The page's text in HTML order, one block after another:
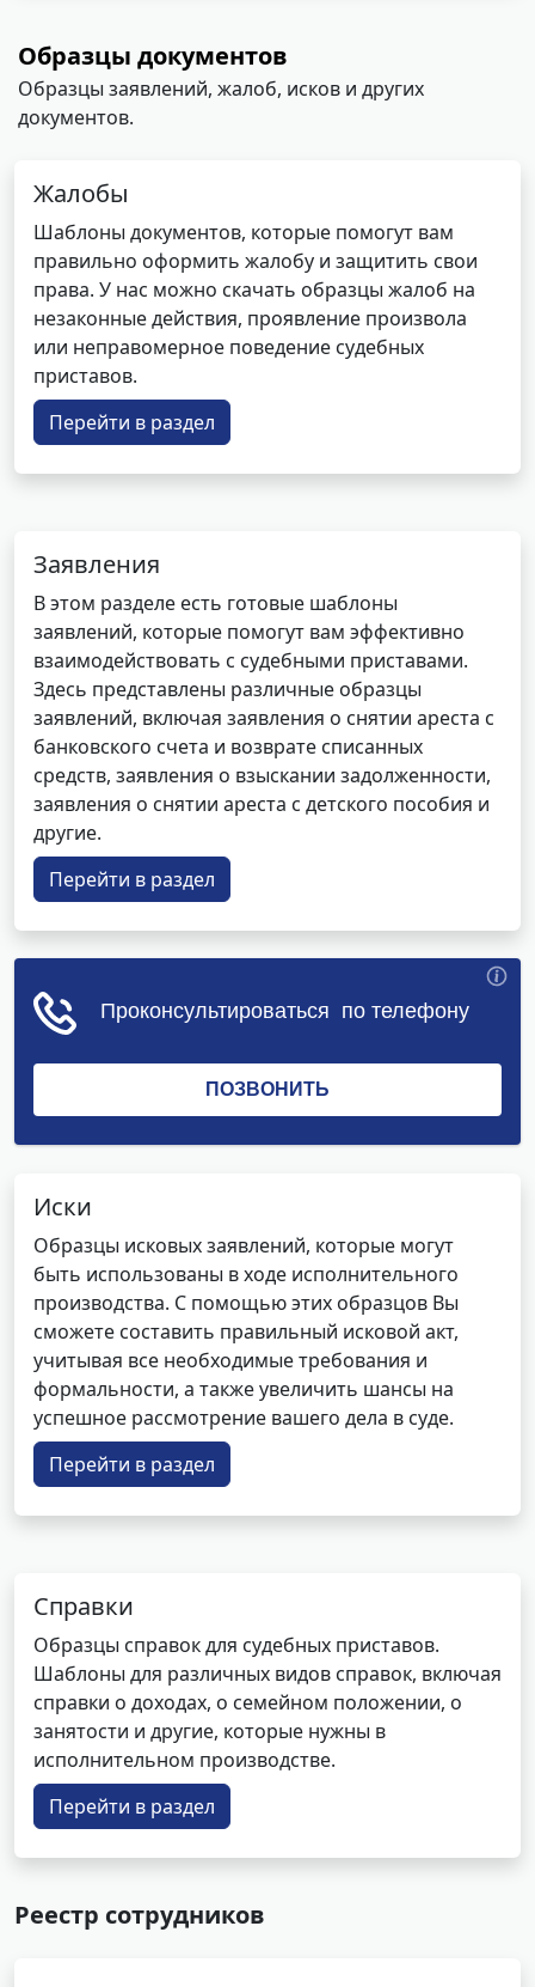
Образцы документов
Образцы заявлений, жалоб, исков и других
документов.
Жалобы
Шаблоны документов, которые помогут вам
правильно оформить жалобу и защитить свои
права. У нас можно скачать образцы жалоб на
незаконные действия, проявление произвола
или неправомерное поведение судебных
приставов.
Перейти в раздел
Заявления
В этом разделе есть готовые шаблоны
заявлений, которые помогут вам эффективно
взаимодействовать с судебными приставами.
Здесь представлены различные образцы
заявлений, включая заявления о снятии ареста с
банковского счета и возврате списанных
средств, заявления о взыскании задолженности,
заявления о снятии ареста с детского пособия и
другие.
Перейти в раздел
Иски
Образцы исковых заявлений, которые могут
быть использованы в ходе исполнительного
производства. С помощью этих образцов Вы
сможете составить правильный исковой акт,
учитывая все необходимые требования и
формальности, а также увеличить шансы на
успешное рассмотрение вашего дела в суде.
Перейти в раздел
Справки
Образцы справок для судебных приставов.
Шаблоны для различных видов справок, включая
справки о доходах, о семейном положении, о
занятости и другие, которые нужны в
исполнительном производстве.
Перейти в раздел
Реестр сотрудников